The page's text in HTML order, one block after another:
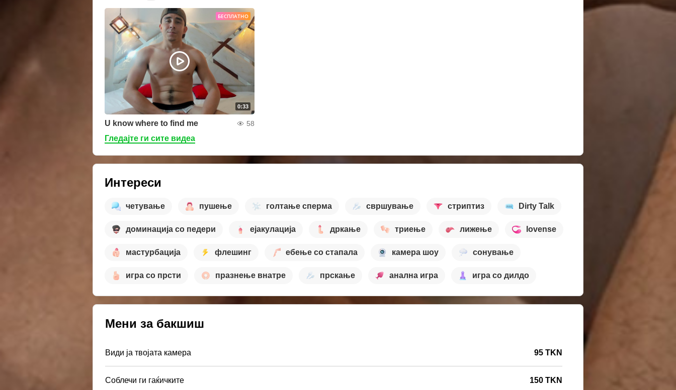
БЕСПЛАТНО
0:33
U know where to find me 58
Гледајте ги сите видеа
Интереси
четување пушење голтање сперма свршување стриптиз Dirty Talk
доминација со педери ејакулација дркање триење лижење lovense
мастурбација флешинг ебење со стапала камера шоу сонување
игра со прсти празнење внатре прскање анална игра игра со дилдо
Мени за бакшиш
Види ја твојата камера 95 TKN
Соблечи ги гаќичките 150 TKN